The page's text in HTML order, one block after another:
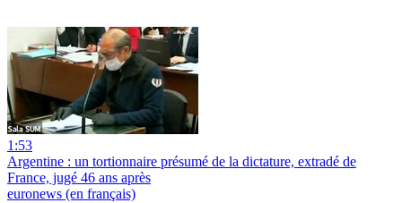
1:53
Argentine : un tortionnaire présumé de la dictature, extradé de
France, jugé 46 ans après
euronews (en français)